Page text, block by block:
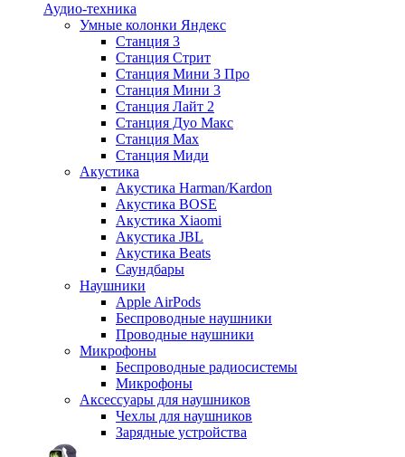
Аудио-техника
Умные колонки Яндекс
Станция 3
Станция Стрит
Станция Мини 3 Про
Станция Мини 3
Станция Лайт 2
Станция Дуо Макс
Станция Max
Станция Миди
Акустика
Акустика Harman/Kardon
Акустика BOSE
Акустика Xiaomi
Акустика JBL
Акустика Beats
Саундбары
Наушники
Apple AirPods
Беспроводные наушники
Проводные наушники
Микрофоны
Беспроводные радиосистемы
Микрофоны
Аксессуары для наушников
Чехлы для наушников
Зарядные устройства